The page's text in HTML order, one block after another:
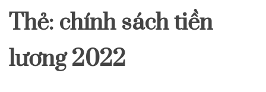
Thẻ: chính sách tiền
lương 2022